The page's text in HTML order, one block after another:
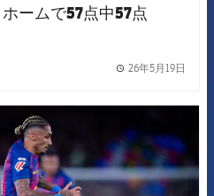
ームで57点中57点
26年5月19日
FCB Barcelona badge